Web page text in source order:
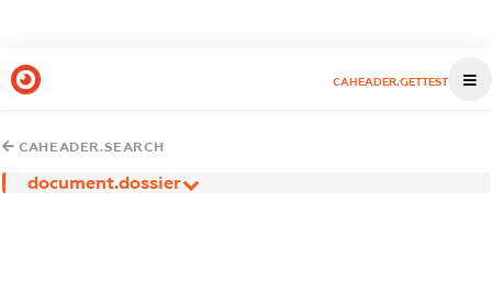
CAHEADER.GETTEST
CAHEADER.SEARCH
document.dossier